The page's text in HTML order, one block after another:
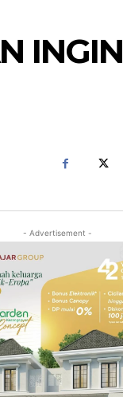
INGIN
- Advertisement -